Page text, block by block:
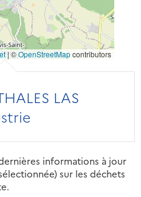
|©OpenStreetMapcontributors
LAS
informations à jour
sur les déchets